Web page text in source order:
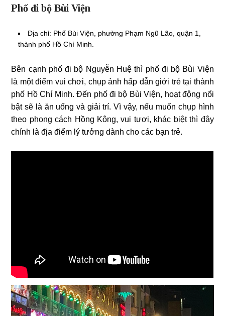
Phố đi bộ Bùi Viện
Địa chỉ: Phố Bùi Viện, phường Phạm Ngũ Lão, quận 1,
thành phố Hồ Chí Minh.
Bên cạnh phố đi bộ Nguyễn Huệ thì phố đi bộ Bùi Viện
là một điểm vui chơi, chụp ảnh hấp dẫn giới trẻ tại thành
phố Hồ Chí Minh. Đến phố đi bộ Bùi Viện, hoạt động nổi
bật sẽ là ăn uống và giải trí. Vì vậy, nếu muốn chụp hình
theo phong cách Hồng Kông, vui tươi, khác biệt thì đây
chính là địa điểm lý tưởng dành cho các bạn trẻ.